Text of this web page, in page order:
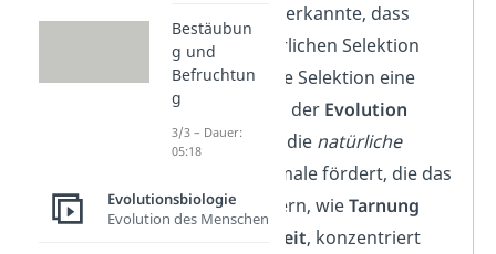
erkannte, dass
neben der natürlichen Selektion
auch die sexuelle Selektion eine
wichtige Rolle in der Evolution
spielt. Während die natürliche
Merkmale fördert, die das
Überleben
sichern, wieTarnung
Schnelligkeit, konzentriert
Bestäubun
g und
Befruchtun
g
3/3 – Dauer:
05:18
Evolutionsbiologie
Evolution des Menschen